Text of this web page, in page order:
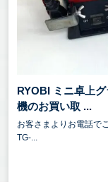
RYOBI ミニ卓上
機のお買い取 ...
お客さまよりお電話で
TG-...